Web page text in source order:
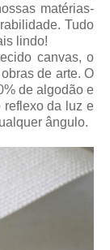
matérias-
Tudo
lindo!
canvas, o
de arte. O
de algodão e
reflexo da luz e
ângulo.